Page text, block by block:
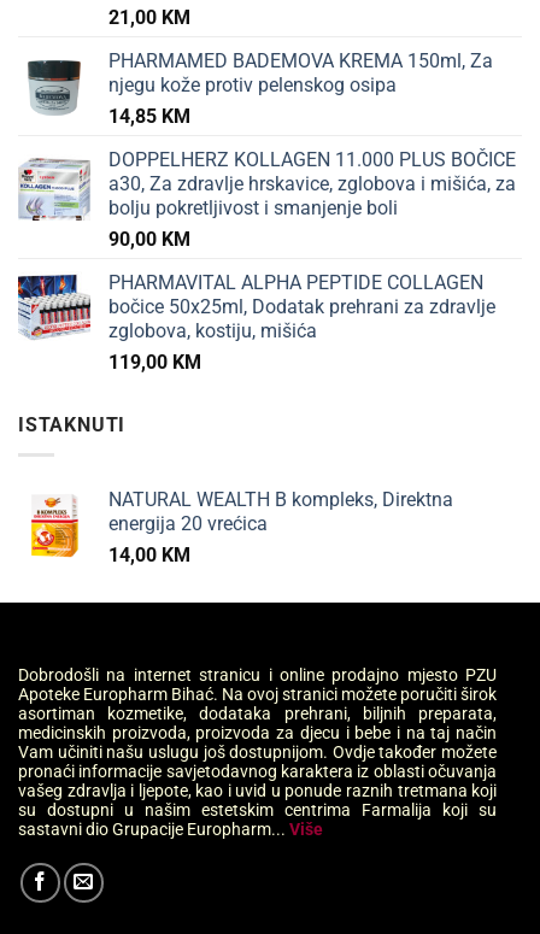
21,00 KM
PHARMAMED BADEMOVA KREMA 150ml, Za
njegu kože protiv pelenskog osipa
14,85 KM
DOPPELHERZ KOLLAGEN 11.000 PLUS BOČICE
a30, Za zdravlje hrskavice, zglobova i mišića, za
bolju pokretljivost i smanjenje boli
90,00 KM
PHARMAVITAL ALPHA PEPTIDE COLLAGEN
bočice 50x25ml, Dodatak prehrani za zdravlje
zglobova, kostiju, mišića
119,00 KM
ISTAKNUTI
NATURAL WEALTH B kompleks, Direktna
energija 20 vrećica
14,00 KM
Dobrodošli na internet stranicu i online prodajno mjesto PZU
Apoteke Europharm Bihać. Na ovoj stranici možete poručiti širok
asortiman kozmetike, dodataka prehrani, biljnih preparata,
medicinskih proizvoda, proizvoda za djecu i bebe i na taj način
Vam učiniti našu uslugu još dostupnijom. Ovdje također možete
pronaći informacije savjetodavnog karaktera iz oblasti očuvanja
vašeg zdravlja i ljepote, kao i uvid u ponude raznih tretmana koji
su dostupni u našim estetskim centrima Farmalija koji su
sastavni dio Grupacije Europharm... Više